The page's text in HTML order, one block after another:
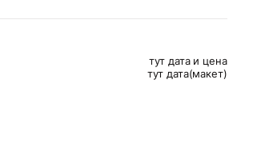
тут дата и цена
тут дата(макет)